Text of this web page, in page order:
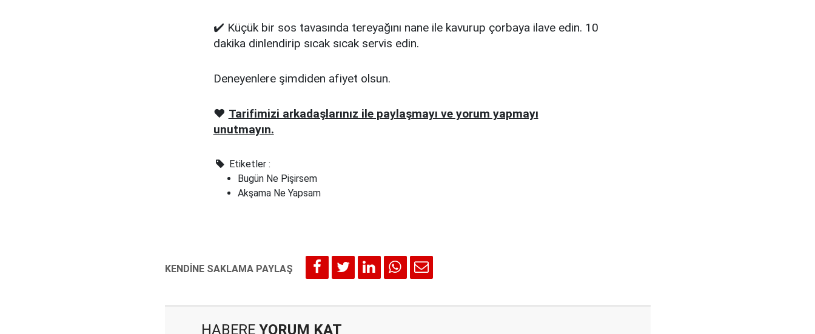
✔️ Küçük bir sos tavasında tereyağını nane ile kavurup çorbaya ilave edin. 10
dakika dinlendirip sıcak sıcak servis edin.
Deneyenlere şimdiden afiyet olsun.
❤️ Tarifimizi arkadaşlarınız ile paylaşmayı ve yorum yapmayı
unutmayın.
Etiketler :
Bugün Ne Pişirsem
Akşama Ne Yapsam
HABEREYORUM KAT